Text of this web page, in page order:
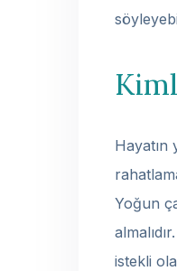
Hayatın
Yoğun
istekli